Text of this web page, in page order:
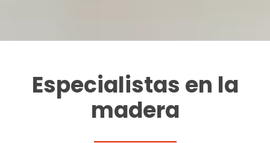
Especialistas en la
madera